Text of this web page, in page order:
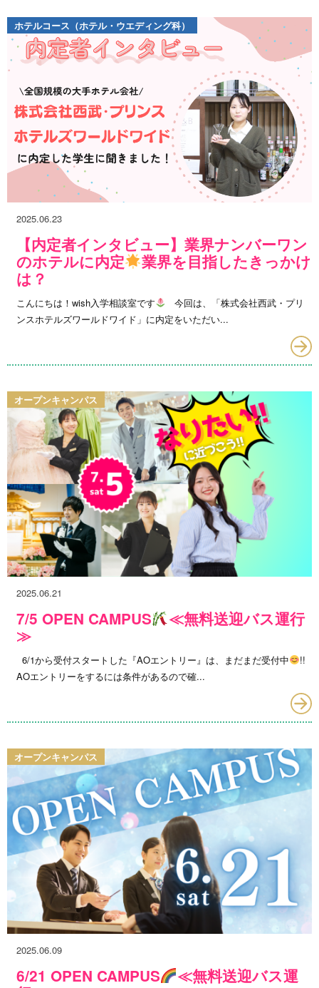
ホテルコース（ホテル・ウエディング科）
2025.06.23
【内定者インタビュー】業界ナンバーワン
のホテルに内定
業界を目指したきっかけ
は？
こんにちは！wish入学相談室です
今回は、「株式会社西武・プリ
ンスホテルズワールドワイド」に内定をいただい...
オープンキャンパス
2025.06.21
7/5 OPEN CAMPUS
≪無料送迎バス運行
≫
6/1から受付スタートした『AOエントリー』は、まだまだ受付中
!!
AOエントリーをするには条件があるので確...
オープンキャンパス
2025.06.09
6/21 OPEN CAMPUS
≪無料送迎バス運